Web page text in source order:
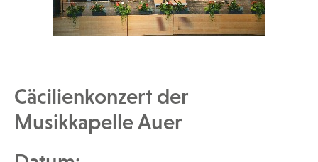
Cäcilienkonzert der
Musikkapelle Auer